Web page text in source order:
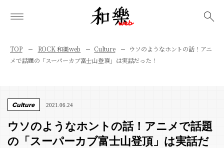
TOP ROCK 和樂web Culture
ウソのようなホントの話！アニ
メで話題の「スーパーカブ富士山登頂」は実話だった！
Culture 2021.06.24
ウソのようなホントの話！アニメで話題
の「スーパーカブ富士山登頂」は実話だ